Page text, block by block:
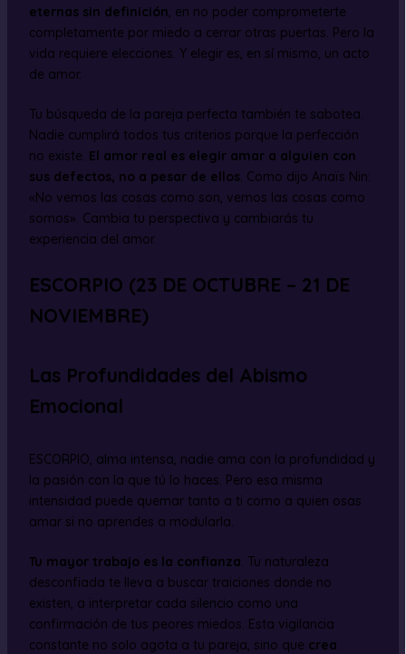
eternas sin definición, en no poder comprometerte
completamente por miedo a cerrar otras puertas. Pero la
vida requiere elecciones. Y elegir es, en sí mismo, un acto
de amor.
Tu búsqueda de la pareja perfecta también te sabotea.
Nadie cumplirá todos tus criterios porque la perfección
no existe. El amor real es elegir amar a alguien con
sus defectos, no a pesar de ellos. Como dijo Anaïs Nin:
«No vemos las cosas como son, vemos las cosas como
somos». Cambia tu perspectiva y cambiarás tu
experiencia del amor.
ESCORPIO (23 DE OCTUBRE – 21 DE
NOVIEMBRE)
Las Profundidades del Abismo
Emocional
ESCORPIO, alma intensa, nadie ama con la profundidad y
la pasión con la que tú lo haces. Pero esa misma
intensidad puede quemar tanto a ti como a quien osas
amar si no aprendes a modularla.
Tu mayor trabajo es la confianza. Tu naturaleza
desconfiada te lleva a buscar traiciones donde no
existen, a interpretar cada silencio como una
confirmación de tus peores miedos. Esta vigilancia
constante no solo agota a tu pareja, sino que crea